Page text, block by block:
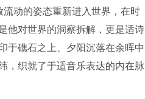
动的姿态重新进入世界，在时
他对世界的洞察拆解，更是适诗
于礁石之上、夕阳沉落在余晖中
，织就了于适音乐表达的内在脉